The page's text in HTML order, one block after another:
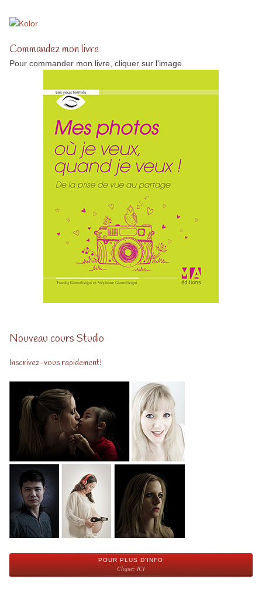
Commandez mon livre
Pour commander mon livre, cliquer sur l'image.
Nouveau cours Studio
Inscrivez-vous rapidement!
POUR PLUS D'INFO
Cliquez ICI